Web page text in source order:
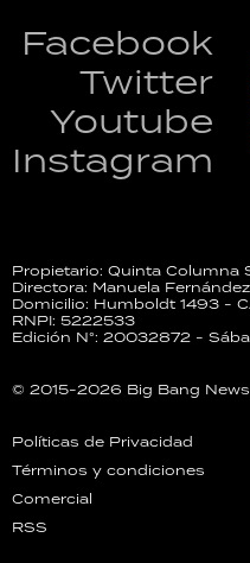
Facebook
Twitter
Youtube
Instagram
Propietario: Quinta Columna
Directora: Manuela
Domicilio: Humboldt 1493 -
RNPI: 5222533
Edición N°: 20032872 -
© 2015-2026 Big Bang
Políticas de Privacidad
Términos y condiciones
Comercial
RSS